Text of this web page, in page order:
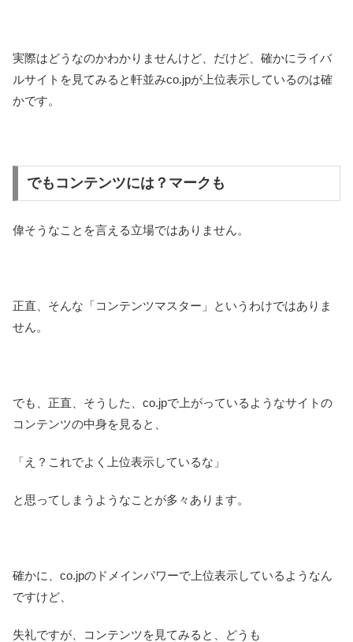
実際はどうなのかわかりませんけど、だけど、確かにライバ
ルサイトを見てみると軒並みco.jpが上位表示しているのは確
かです。
でもコンテンツには？マークも
偉そうなことを言える立場ではありません。
正直、そんな「コンテンツマスター」というわけではありま
せん。
でも、正直、そうした、co.jpで上がっているようなサイトの
コンテンツの中身を見ると、
「え？これでよく上位表示しているな」
と思ってしまうようなことが多々あります。
確かに、co.jpのドメインパワーで上位表示しているようなん
ですけど、
失礼ですが、コンテンツを見てみると、どうも